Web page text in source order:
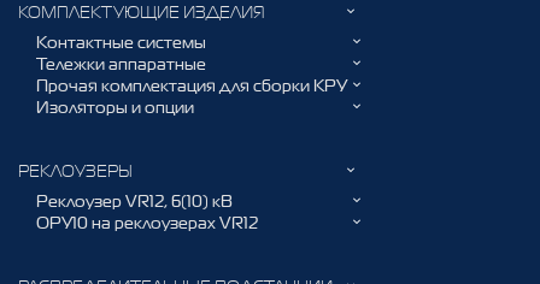
КОМПЛЕКТУЮЩИЕ ИЗДЕЛИЯ
Контактные системы
Тележки аппаратные
Прочая комплектация для сборки КРУ
Изоляторы и опции
РЕКЛОУЗЕРЫ
Реклоузер VR12, 6(10) кВ
ОРУ10 на реклоузерах VR12